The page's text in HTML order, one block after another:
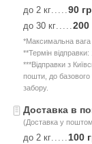
до 2 кг.....90
до 30 кг.....200
*Максимальна вага
**Термін відправки:
***Відправки з
пошти, до базового
забору.
Доставка в
(Доставка у
до 2 кг..... 100